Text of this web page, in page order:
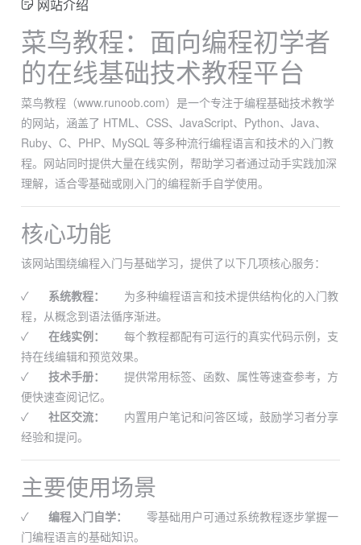
网站介绍
菜鸟教程：面向编程初学者
的在线基础技术教程平台
菜鸟教程（www.runoob.com）是一个专注于编程基础技术教学
的网站，涵盖了 HTML、CSS、JavaScript、Python、Java、
Ruby、C、PHP、MySQL 等多种流行编程语言和技术的入门教
程。网站同时提供大量在线实例，帮助学习者通过动手实践加深
理解，适合零基础或刚入门的编程新手自学使用。
核心功能
该网站围绕编程入门与基础学习，提供了以下几项核心服务：
✓ 系统教程：
为多种编程语言和技术提供结构化的入门教
程，从概念到语法循序渐进。
✓
在线实例：
每个教程都配有可运行的真实代码示例，支
持在线编辑和预览效果。
✓
技术手册：
提供常用标签、函数、属性等速查参考，方
便快速查阅记忆。
✓
社区交流：
内置用户笔记和问答区域，鼓励学习者分享
经验和提问。
主要使用场景
✓ 编程入门自学：
零基础用户可通过系统教程逐步掌握一
门编程语言的基础知识。